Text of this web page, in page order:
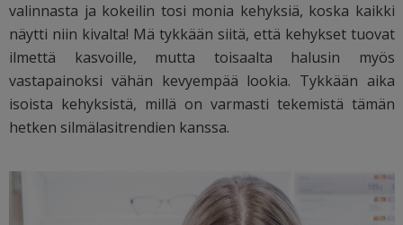
valinnasta ja kokeilin tosi monia kehyksiä, koska kaikki
näytti niin kivalta! Mä tykkään siitä, että kehykset tuovat
ilmettä kasvoille, mutta toisaalta halusin myös
vastapainoksi vähän kevyempää lookia. Tykkään aika
isoista kehyksistä, millä on varmasti tekemistä tämän
hetken silmälasitrendien kanssa.